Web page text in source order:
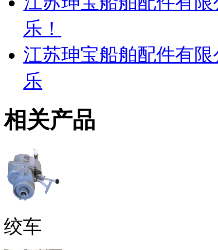
乐！
江苏珅宝船舶配件有
乐
相关产品
绞车